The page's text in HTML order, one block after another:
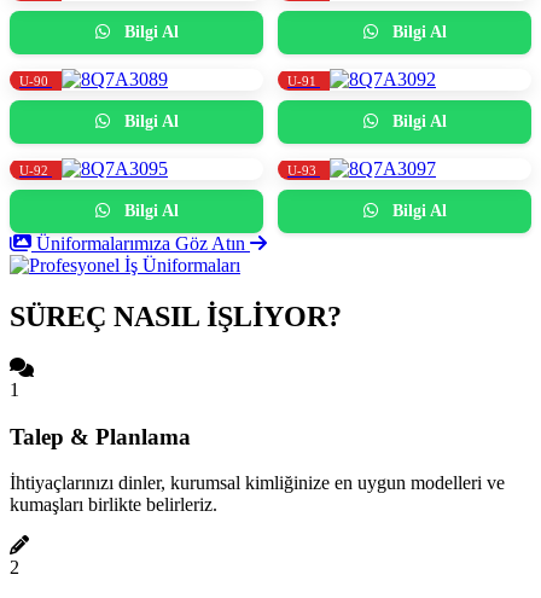
Bilgi Al Bilgi Al
U-90
Bilgi Al
U-91
Bilgi Al
U-92
Bilgi Al
U-93
Bilgi Al
Üniformalarımıza Göz Atın
SÜREÇ NASIL İŞLİYOR?
1
Talep & Planlama
İhtiyaçlarınızı dinler, kurumsal kimliğinize en uygun modelleri ve
kumaşları birlikte belirleriz.
2